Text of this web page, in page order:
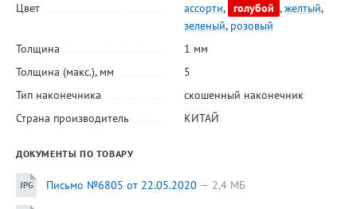
Цвет
ассорти, голубой ,желтый,
зеленый, розовый
Толщина
1 мм
Толщина (макс.), мм
5
Тип наконечника
скошенный наконечник
Страна производитель
КИТАЙ
ДОКУМЕНТЫ ПО ТОВАРУ
Письмо №6805 от 22.05.2020 2,4 МБ